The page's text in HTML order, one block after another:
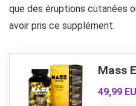
que des éruptions cutanées
avoir pris ce supplément.
Mass
49,99